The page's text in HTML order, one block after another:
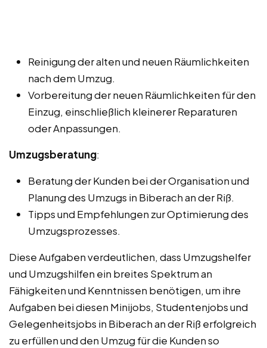
Reinigung der alten und neuen Räumlichkeiten
nach dem Umzug.
Vorbereitung der neuen Räumlichkeiten für den
Einzug, einschließlich kleinerer Reparaturen
oder Anpassungen.
Umzugsberatung:
Beratung der Kunden bei der Organisation und
Planung des Umzugs in Biberach an der Riß.
Tipps und Empfehlungen zur Optimierung des
Umzugsprozesses.
Diese Aufgaben verdeutlichen, dass Umzugshelfer
und Umzugshilfen ein breites Spektrum an
Fähigkeiten und Kenntnissen benötigen, um ihre
Aufgaben bei diesen Minijobs, Studentenjobs und
Gelegenheitsjobs in Biberach an der Riß erfolgreich
zu erfüllen und den Umzug für die Kunden so